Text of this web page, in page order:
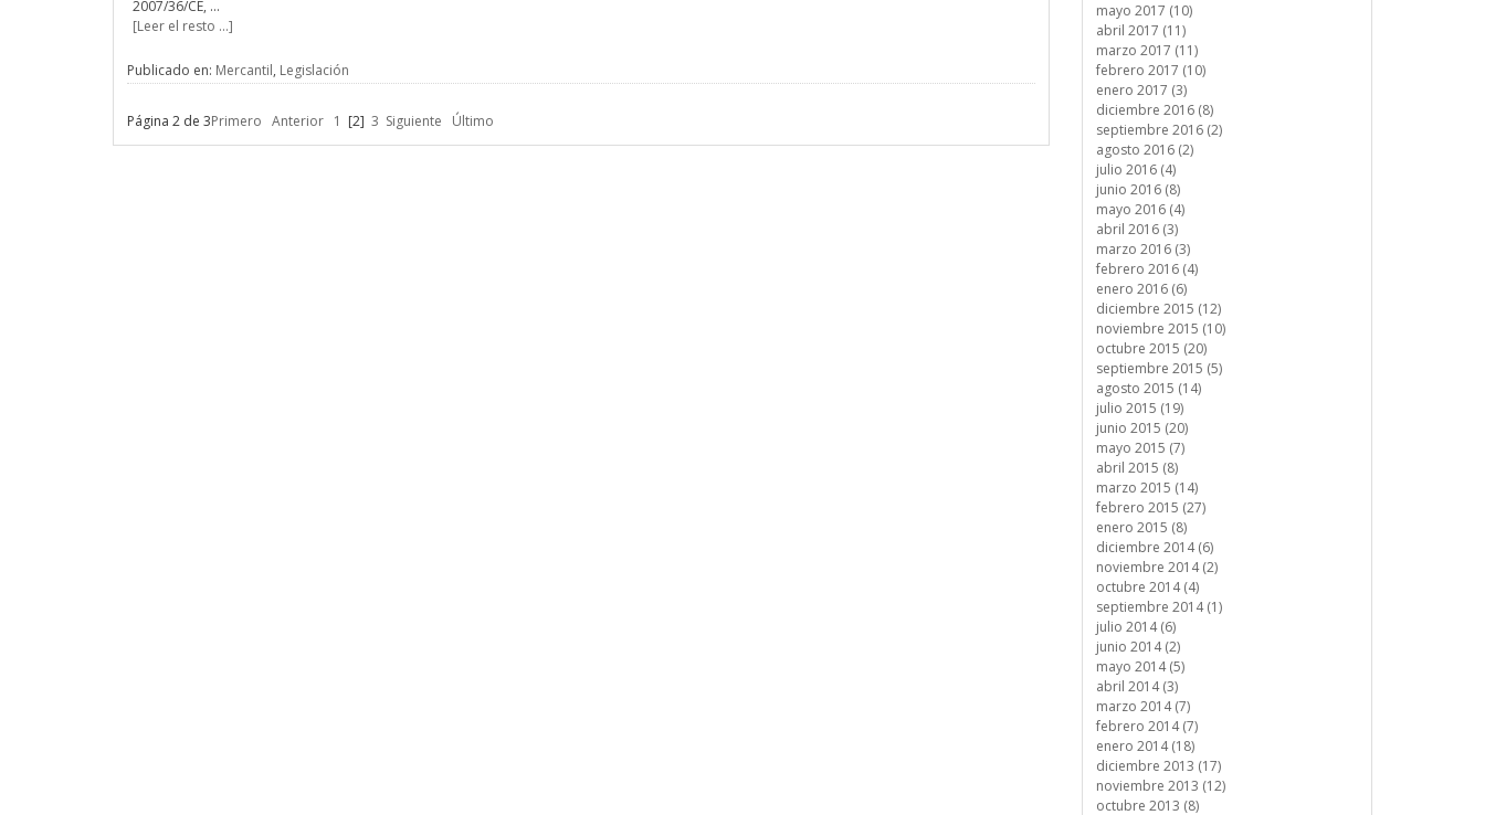
2007/36/CE, ...
[Leer el resto ...]
Publicado en: Mercantil, Legislación
Página 2 de 3Primero Anterior 1 [2] 3 Siguiente Último
mayo 2017 (10)
abril 2017 (11)
marzo 2017 (11)
febrero 2017 (10)
enero 2017 (3)
diciembre 2016 (8)
septiembre 2016 (2)
agosto 2016 (2)
julio 2016 (4)
junio 2016 (8)
mayo 2016 (4)
abril 2016 (3)
marzo 2016 (3)
febrero 2016 (4)
enero 2016 (6)
diciembre 2015 (12)
noviembre 2015 (10)
octubre 2015 (20)
septiembre 2015 (5)
agosto 2015 (14)
julio 2015 (19)
junio 2015 (20)
mayo 2015 (7)
abril 2015 (8)
marzo 2015 (14)
febrero 2015 (27)
enero 2015 (8)
diciembre 2014 (6)
noviembre 2014 (2)
octubre 2014 (4)
septiembre 2014 (1)
julio 2014 (6)
junio 2014 (2)
mayo 2014 (5)
abril 2014 (3)
marzo 2014 (7)
febrero 2014 (7)
enero 2014 (18)
diciembre 2013 (17)
noviembre 2013 (12)
octubre 2013 (8)